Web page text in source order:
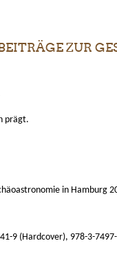
ZUR
prägt.
in Hamburg
9 (Hardcover), 978-3-